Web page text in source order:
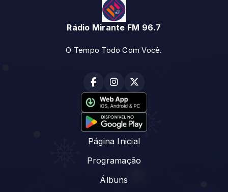
Rádio Mirante FM 96.7
O Tempo Todo Com Você.
Página Inicial
Programação
Álbuns